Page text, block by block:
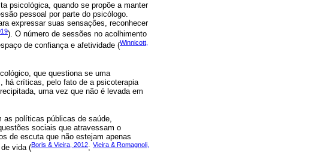
psicológica, quando se propõe a manter
pessoal por parte do psicólogo.
expressar suas sensações, reconhecer
). O número de sessões no acolhimento
de confiança e afetividade (Winnicott,
que questiona se uma
há críticas, pelo fato de a psicoterapia
uma vez que não é levada em
as políticas públicas de saúde,
sociais que atravessam o
de escuta que não estejam apenas
vida (Boris & Vieira, 2012; Vieira & Romagnoli,